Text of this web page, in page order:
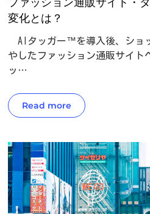
変化とは？
AIタッガー™を導入後、ショ
やしたファッション通販サイト
ッ…
Read more